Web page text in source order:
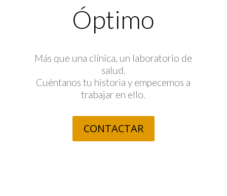
Óptimo
Más que una clínica, un laboratorio de
salud.
Cuéntanos tu historia y empecemos a
trabajar en ello.
CONTACTAR